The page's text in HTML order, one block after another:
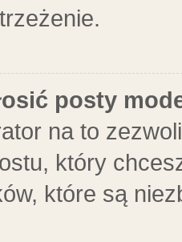
posty
na to
który
które są